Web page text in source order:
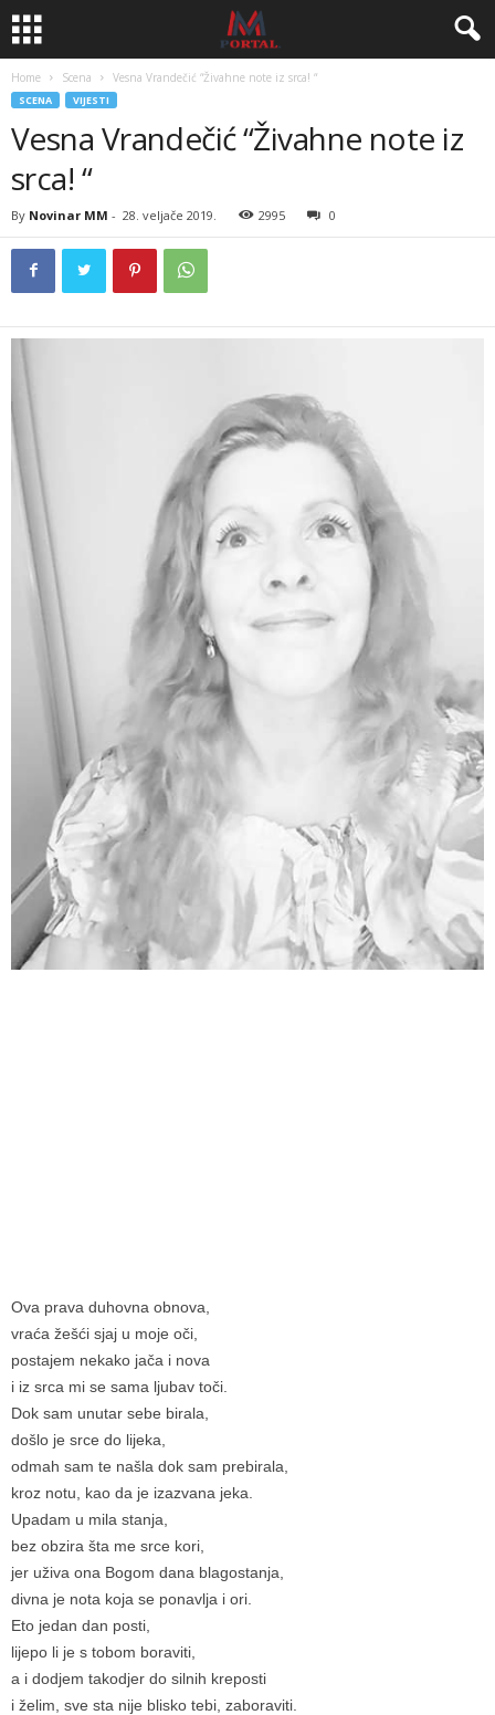
Home Scena Vesna Vrandečić “Živahne note iz srca! “
SCENA VIJESTI
Vesna Vrandečić “Živahne note iz
srca! “
By Novinar MM - 28. veljače 2019. 2995 0
Ova prava duhovna obnova,
vraća žešći sjaj u moje oči,
postajem nekako jača i nova
i iz srca mi se sama ljubav toči.
Dok sam unutar sebe birala,
došlo je srce do lijeka,
odmah sam te našla dok sam prebirala,
kroz notu, kao da je izazvana jeka.
Upadam u mila stanja,
bez obzira šta me srce kori,
jer uživa ona Bogom dana blagostanja,
divna je nota koja se ponavlja i ori.
Eto jedan dan posti,
lijepo li je s tobom boraviti,
a i dodjem takodjer do silnih kreposti
i želim, sve sta nije blisko tebi, zaboraviti.